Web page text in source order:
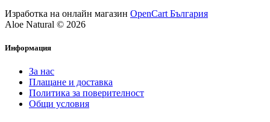
Изработка на онлайн магазин OpenCart България
Aloe Natural © 2026
Информация
За нас
Плащане и доставка
Политика за поверителност
Общи условия